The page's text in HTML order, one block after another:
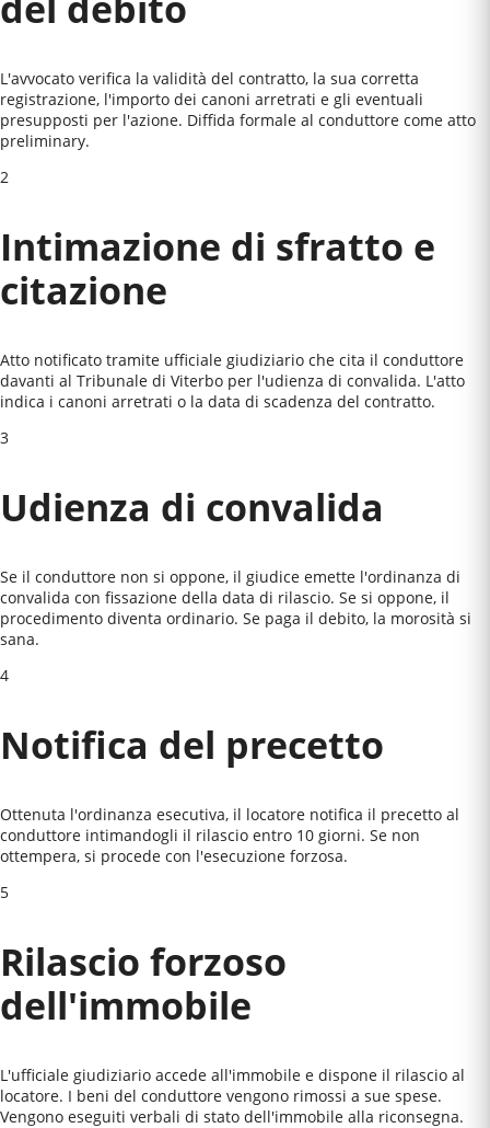
L'avvocato verifica la validità del contratto, la sua corretta
registrazione, l'importo dei canoni arretrati e gli eventuali
presupposti per l'azione. Diffida formale al conduttore come atto
preliminary.
2
Intimazione di sfratto e
citazione
Atto notificato tramite ufficiale giudiziario che cita il conduttore
davanti al Tribunale di Viterbo per l'udienza di convalida. L'atto
indica i canoni arretrati o la data di scadenza del contratto.
3
Udienza di convalida
Se il conduttore non si oppone, il giudice emette l'ordinanza di
convalida con fissazione della data di rilascio. Se si oppone, il
procedimento diventa ordinario. Se paga il debito, la morosità si
sana.
4
Notifica del precetto
Ottenuta l'ordinanza esecutiva, il locatore notifica il precetto al
conduttore intimandogli il rilascio entro 10 giorni. Se non
ottempera, si procede con l'esecuzione forzosa.
5
Rilascio forzoso
dell'immobile
L'ufficiale giudiziario accede all'immobile e dispone il rilascio al
locatore. I beni del conduttore vengono rimossi a sue spese.
Vengono eseguiti verbali di stato dell'immobile alla riconsegna.